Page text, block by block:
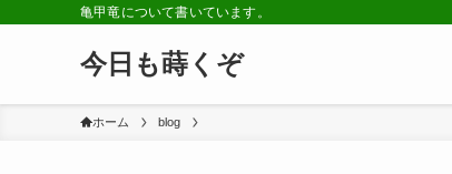
亀甲竜について書いています。
今日も蒔くぞ
ホーム blog